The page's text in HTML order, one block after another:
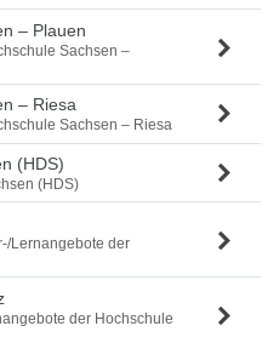
– Plauen
Sachsen –
– Riesa
Sachsen – Riesa
(HDS)
(HDS)
Lernangebote der
der Hochschule